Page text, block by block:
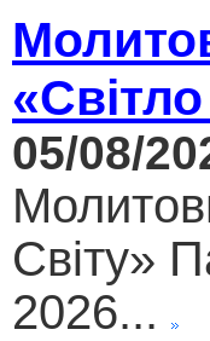
05/08/
Світу»
2026...